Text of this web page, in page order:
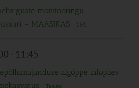
monitooringu
– MAASIKAS
15€
- 11:45
algõppe infopäev
Tasuta